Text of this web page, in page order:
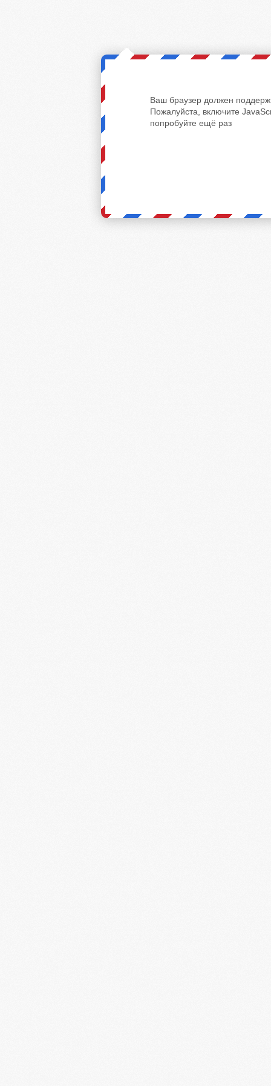
Ваш браузер должен
Пожалуйста, включите
попробуйте ещё раз